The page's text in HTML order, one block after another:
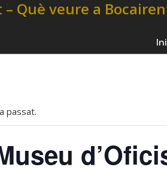
passat.